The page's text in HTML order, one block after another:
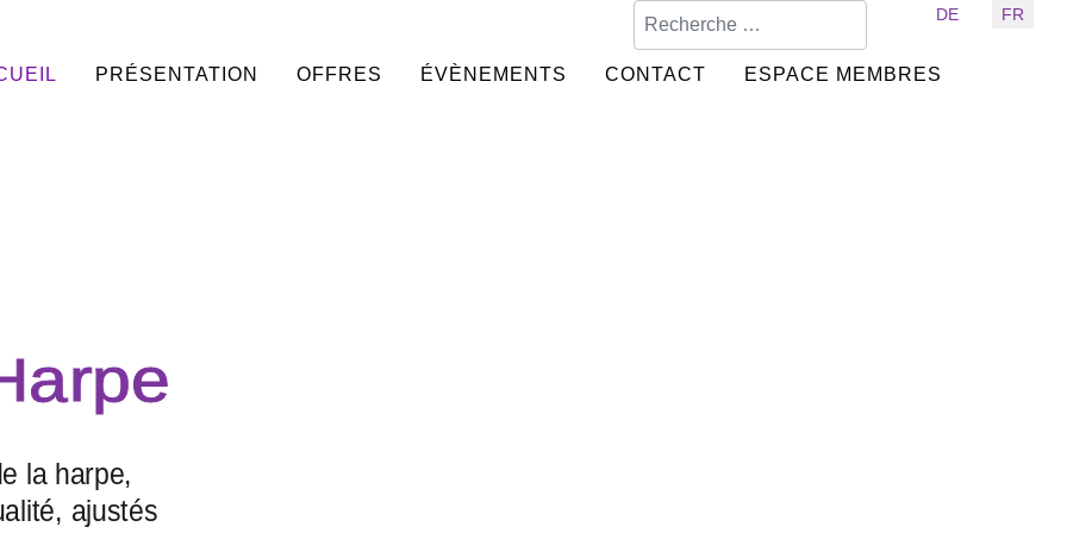
Sélectionnez votre langue
DE FR
PRÉSENTATION OFFRES ÉVÈNEMENTS CONTACT ESPACE MEMBRES